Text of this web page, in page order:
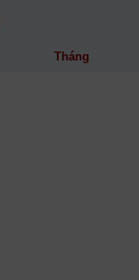
Tháng